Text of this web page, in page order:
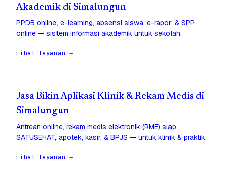
Akademik di Simalungun
PPDB online, e-learning, absensi siswa, e-rapor, & SPP
online — sistem informasi akademik untuk sekolah.
Lihat layanan →
Jasa Bikin Aplikasi Klinik & Rekam Medis di
Simalungun
Antrean online, rekam medis elektronik (RME) siap
SATUSEHAT, apotek, kasir, & BPJS — untuk klinik & praktik.
Lihat layanan →